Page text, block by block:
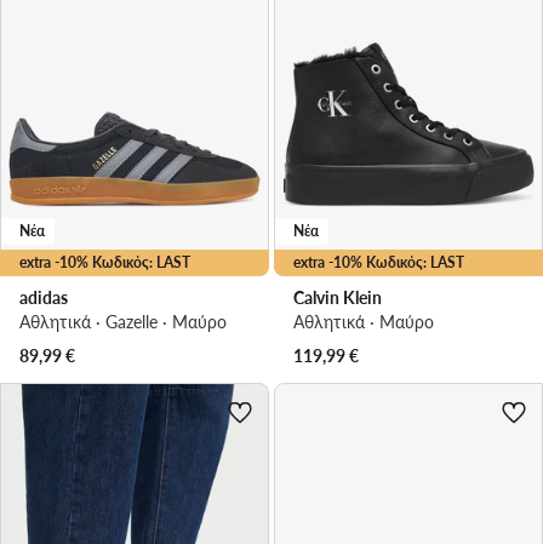
extra -10% Κωδικός: LAST
Νέα
adidas
Αθλητικά · Gazelle · Μαύρο
89,99€
extra -10% Κωδικός: LAST
Νέα
Calvin Klein
Αθλητικά · Μαύρο
119,99€